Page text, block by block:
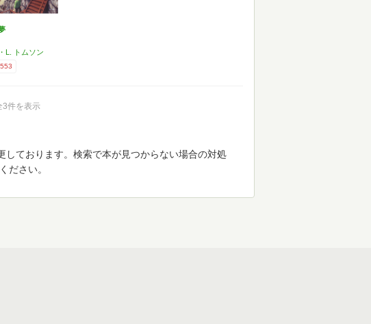
L. トムソン
553
3件を表示
ております。検索で本が見つからない場合の対処
ださい。